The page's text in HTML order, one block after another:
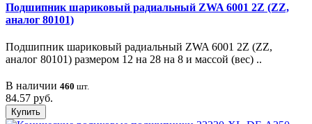
Подшипник шариковый радиальный ZWA 6001 2Z (ZZ,
аналог 80101)
Подшипник шариковый радиальный ZWA 6001 2Z (ZZ,
аналог 80101) размером 12 на 28 на 8 и массой (вес) ..
В наличии 460 шт.
84.57 руб.
Купить